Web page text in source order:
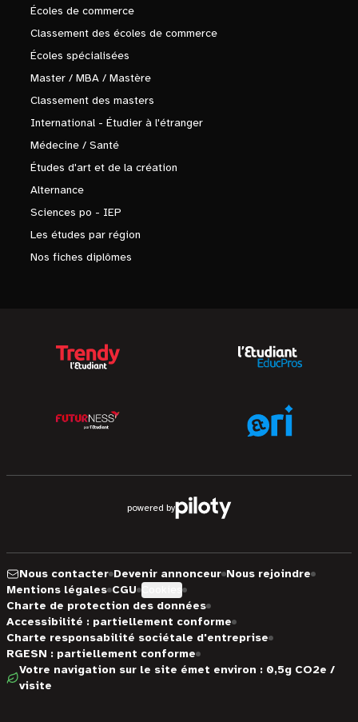
Écoles de commerce
Classement des écoles de commerce
Écoles spécialisées
Master / MBA / Mastère
Classement des masters
International - Étudier à l'étranger
Médecine / Santé
Études d'art et de la création
Alternance
Sciences po - IEP
Les études par région
Nos fiches diplômes
powered by
Nous contacter Devenir annonceur Nous rejoindre
Mentions légales CGU
Charte de protection des données
Accessibilité : partiellement conforme
Charte responsabilité sociétale d'entreprise
RGESN : partiellement conforme
Votre navigation sur le site émet environ : 0,5g CO2e /
visite